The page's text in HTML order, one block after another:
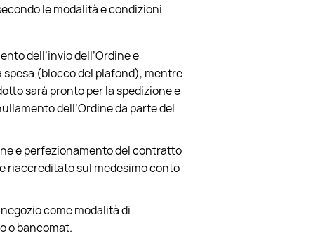
le modalità e condizioni
dell’invio dell’Ordine e
(blocco del plafond), mentre
sarà pronto per la spedizione e
dell’Ordine da parte del
e perfezionamento del contratto
riaccreditato sul medesimo conto
come modalità di
o bancomat.